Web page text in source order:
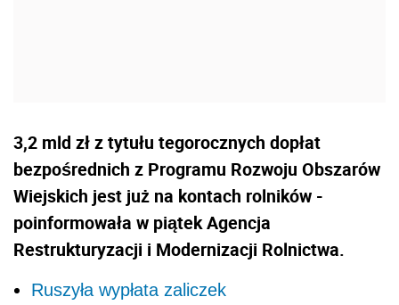
3,2 mld zł z tytułu tegorocznych dopłat
bezpośrednich z Programu Rozwoju Obszarów
Wiejskich jest już na kontach rolników -
poinformowała w piątek Agencja
Restrukturyzacji i Modernizacji Rolnictwa.
Ruszyła wypłata zaliczek